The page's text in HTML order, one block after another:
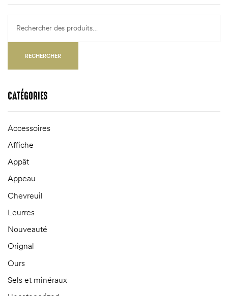
RECHERCHER
CATÉGORIES
Accessoires
Affiche
Appât
Appeau
Chevreuil
Leurres
Nouveauté
Orignal
Ours
Sels et minéraux